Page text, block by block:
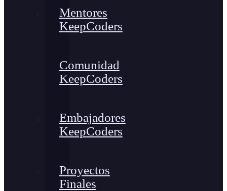
Mentores
KeepCoders
Comunidad
KeepCoders
Embajadores
KeepCoders
Proyectos
Finales